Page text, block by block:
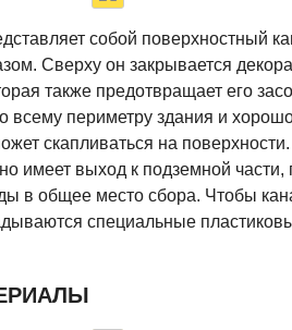
собой поверхностный
Сверху он закрывается
также предотвращает его
всему периметру здания и
скапливаться на
имеет выход к подземной части,
в общее место сбора. Чтобы
специальные